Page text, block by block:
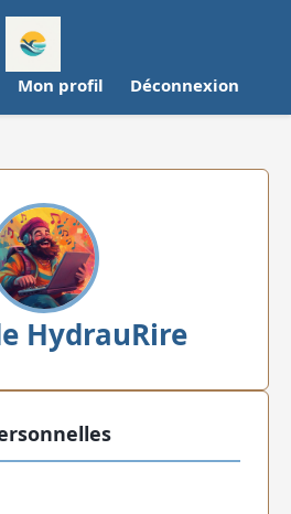
Mon profil Déconnexion
HydrauRire